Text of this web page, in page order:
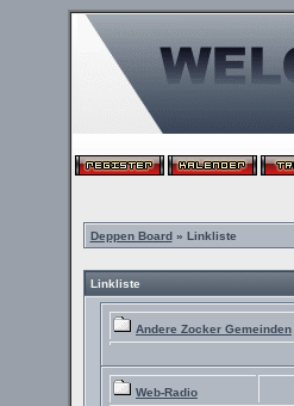
Deppen Board» Linkliste
Linkliste
Andere Zocker Gemeinden
Web-Radio